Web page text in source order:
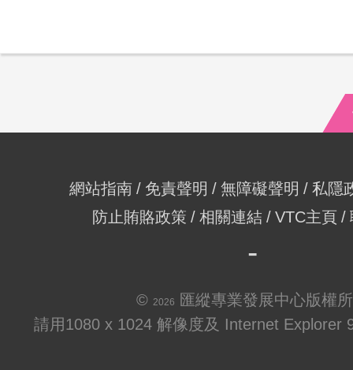
網站指南 免責聲明 無障礙聲明
私隱
防止賄賂政策
相關連結 VTC主頁
© 2026
匯縱專業發展中心版權
請用1080 x 1024 解像度及 Internet Explorer